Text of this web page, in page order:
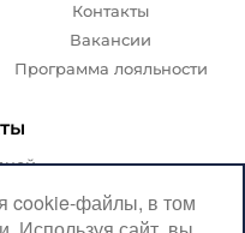
Контакты
Вакансии
Программа лояльности
20:00
cookie-файлы, в том